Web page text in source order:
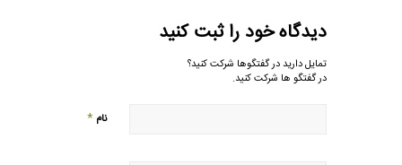
دیدگاه خود را ثبت کنید
تمایل دارید در گفتگوها شرکت کنید؟
در گفتگو ها شرکت کنید.
نام *